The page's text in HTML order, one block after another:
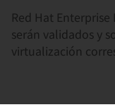
Red Hat
serán validados y
virtualización